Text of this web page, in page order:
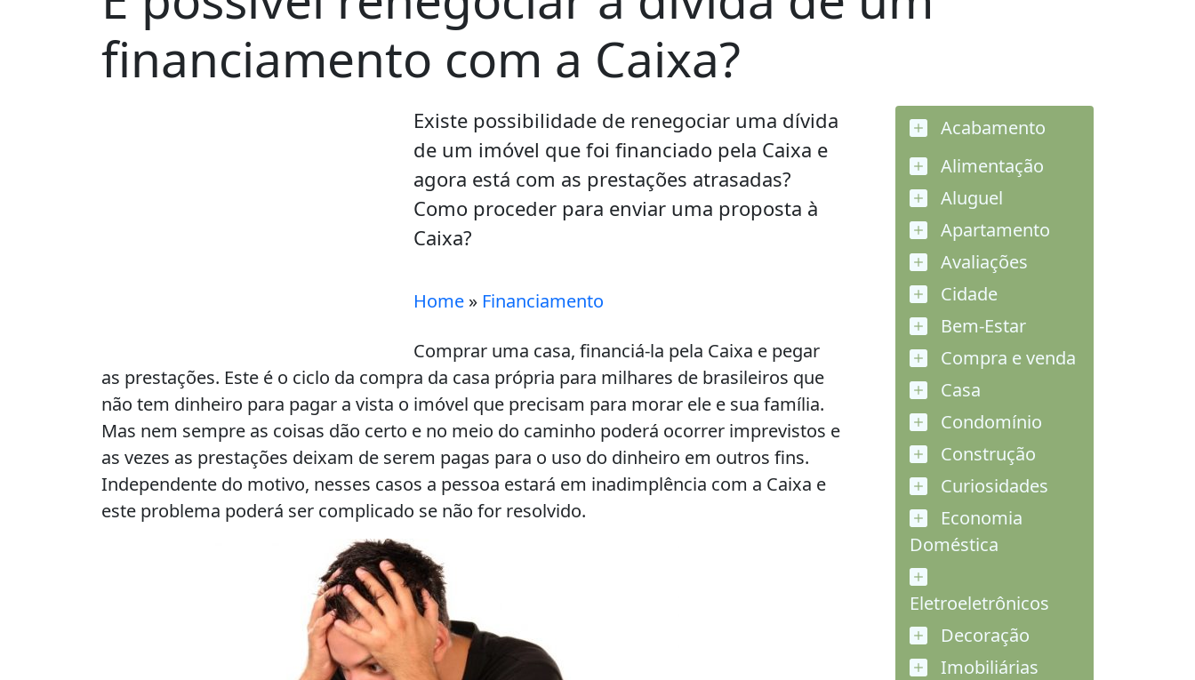
financiamento com a Caixa?
Existe possibilidade de renegociar uma dívida
de um imóvel que foi financiado pela Caixa e
agora está com as prestações atrasadas?
Como proceder para enviar uma proposta à
Caixa?
Home » Financiamento
Comprar uma casa, financiá-la pela Caixa e pegar
as prestações. Este é o ciclo da compra da casa própria para milhares de brasileiros que
não tem dinheiro para pagar a vista o imóvel que precisam para morar ele e sua família.
Mas nem sempre as coisas dão certo e no meio do caminho poderá ocorrer imprevistos e
as vezes as prestações deixam de serem pagas para o uso do dinheiro em outros fins.
Independente do motivo, nesses casos a pessoa estará em inadimplência com a Caixa e
este problema poderá ser complicado se não for resolvido.
Acabamento
Alimentação
Aluguel
Apartamento
Avaliações
Cidade
Bem-Estar
Compra e venda
Casa
Condomínio
Construção
Curiosidades
Economia
Doméstica
Eletroeletrônicos
Decoração
Imobiliárias